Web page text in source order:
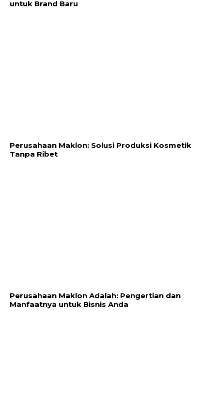
untuk Brand Baru
Perusahaan Maklon: Solusi Produksi Kosmetik
Tanpa Ribet
Perusahaan Maklon Adalah: Pengertian dan
Manfaatnya untuk Bisnis Anda